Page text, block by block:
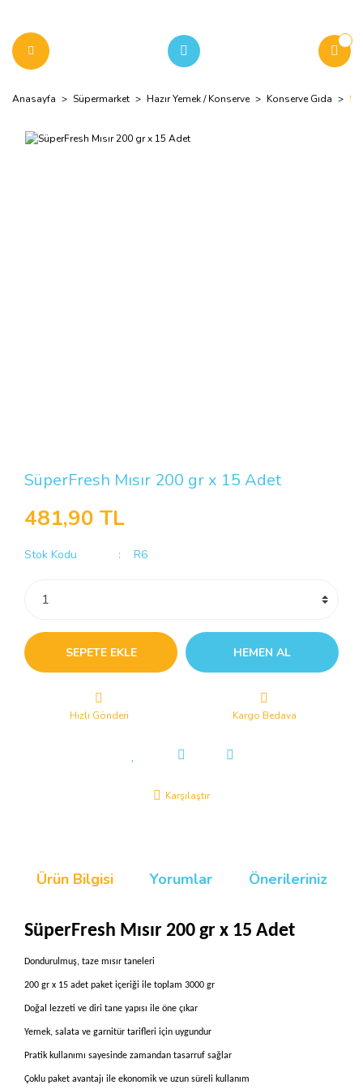
Anasayfa Süpermarket Hazır Yemek / Konserve Konserve Gıda
SüperFresh Mısır 200 gr x 15 Adet
481,90 TL
Stok Kodu R6
SEPETE EKLE HEMEN AL
Hızlı Gönderi Kargo Bedava
Karşılaştır
Ürün Bilgisi Yorumlar Önerileriniz
SüperFresh Mısır 200 gr x 15 Adet
Dondurulmuş, taze mısır taneleri
200 gr x 15 adet paket içeriği ile toplam 3000 gr
Doğal lezzeti ve diri tane yapısı ile öne çıkar
Yemek, salata ve garnitür tarifleri için uygundur
Pratik kullanımı sayesinde zamandan tasarruf sağlar
Çoklu paket avantajı ile ekonomik ve uzun süreli kullanım